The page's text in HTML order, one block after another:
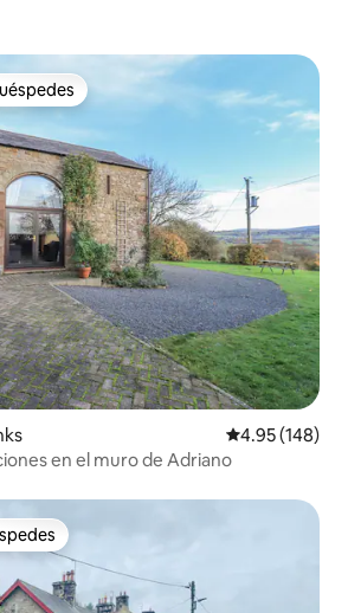
preferido
Calificación
4.95 (148)
en el muro de Adriano